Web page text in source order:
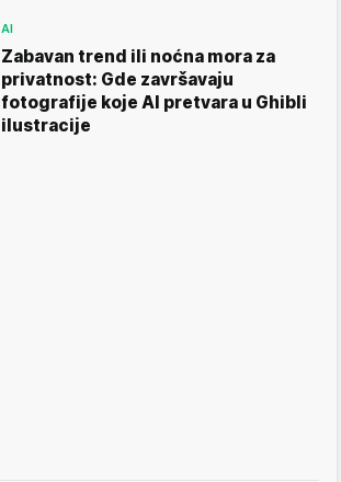
AI
Zabavan trend ili noćna mora za
privatnost: Gde završavaju
fotografije koje AI pretvara u Ghibli
ilustracije